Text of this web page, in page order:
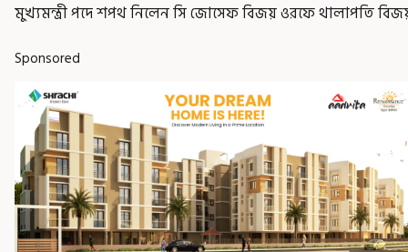
মুখ্যমন্ত্রী পদে শপথ নিলেন সি জোসেফ বিজয় ওরফে থালাপতি
Sponsored